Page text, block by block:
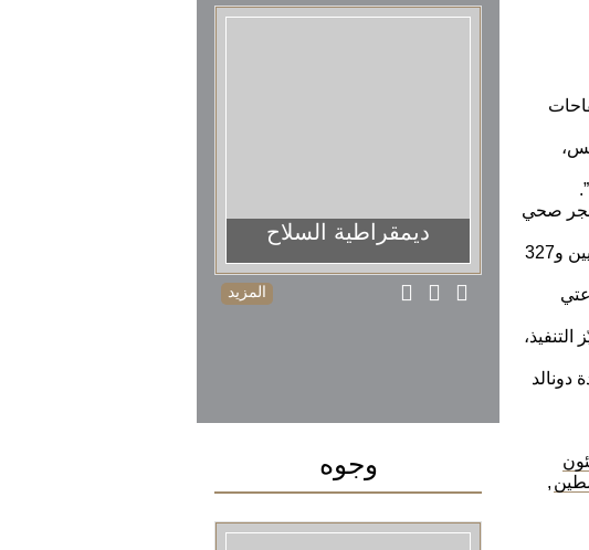
حجر صحي
وحتى الآن تلقّى جرعتي اللقاح في إسرائيل 5 ملايين و712 ألفا من إجمالي السكان، البالغ عددهم 9 ملايين و327
تلقوا جرعتي
التنفيذ،
المتحدة دونالد
,
ديمقراطية السلاح
المزيد
وجوه